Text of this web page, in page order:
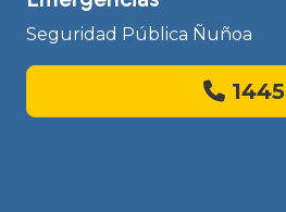
Seguridad Pública Ñuñoa
1445